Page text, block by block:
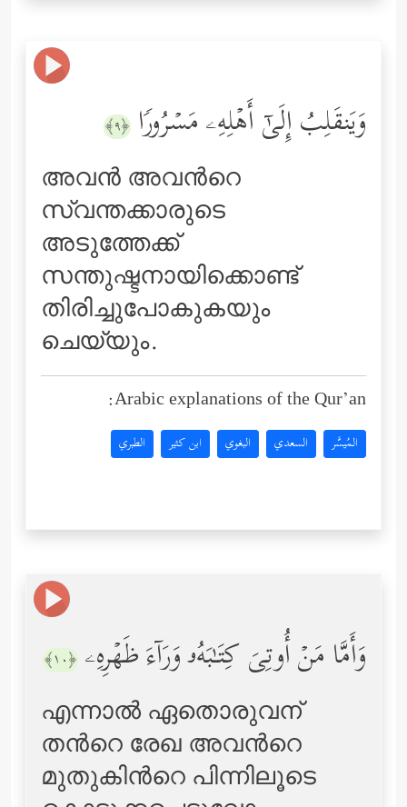
وَیَنقَلِبُ إِلَىٰۤ أَهۡلِهِۦ مَسۡرُورࣰا ﴿٩﴾
അവന്‍ അവന്‍റെ
സ്വന്തക്കാരുടെ
അടുത്തേക്ക്
സന്തുഷ്ടനായിക്കൊണ്ട്
തിരിച്ചുപോകുകയും
ചെയ്യും.
Arabic explanations of the Qur’an:
المُيسَّر السعدي البغوي ابن كثير الطبري
وَأَمَّا مَنۡ أُوتِیَ كِتَـٰبَهُۥ وَرَاۤءَ ظَهۡرِهِۦ ﴿١٠﴾
എന്നാല്‍ ഏതൊരുവന്
തന്‍റെ രേഖ അവന്‍റെ
മുതുകിന്‍റെ പിന്നിലൂടെ